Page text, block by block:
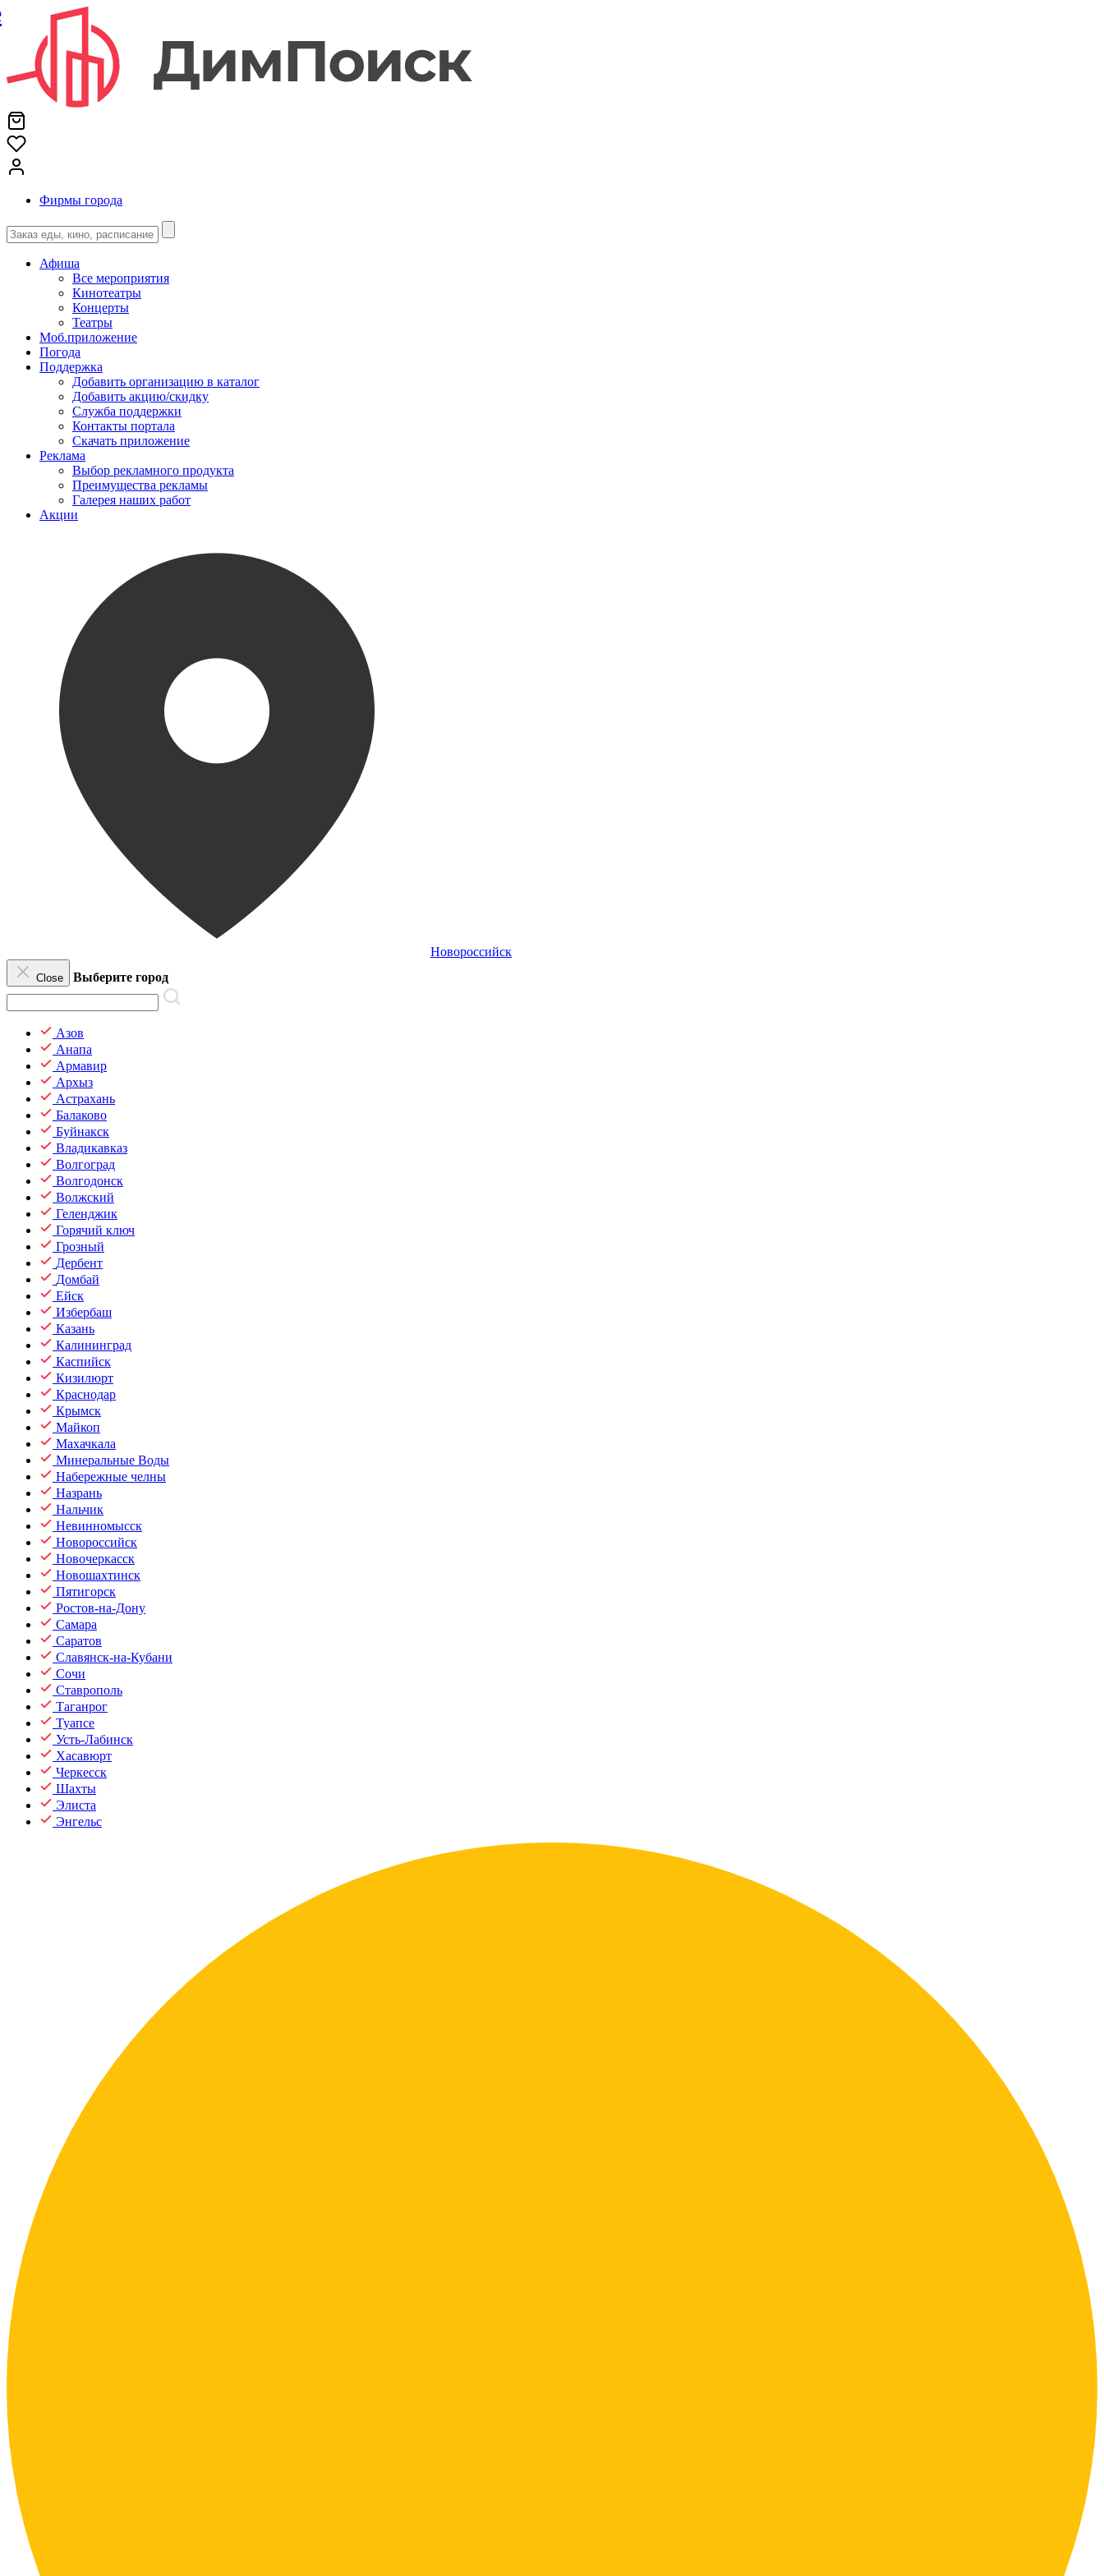
Фирмы города
Афиша
Все мероприятия
Кинотеатры
Концерты
Театры
Моб.приложение
Погода
Поддержка
Добавить организацию в каталог
Добавить акцию/скидку
Служба поддержки
Контакты портала
Скачать приложение
Реклама
Выбор рекламного продукта
Преимущества рекламы
Галерея наших работ
Акции
Новороссийск
Close Выберите город
Азов
Анапа
Армавир
Архыз
Астрахань
Балаково
Буйнакск
Владикавказ
Волгоград
Волгодонск
Волжский
Геленджик
Горячий ключ
Грозный
Дербент
Домбай
Ейск
Избербаш
Казань
Калининград
Каспийск
Кизилюрт
Краснодар
Крымск
Майкоп
Махачкала
Минеральные Воды
Набережные челны
Назрань
Нальчик
Невинномысск
Новороссийск
Новочеркасск
Новошахтинск
Пятигорск
Ростов-на-Дону
Самара
Саратов
Славянск-на-Кубани
Сочи
Ставрополь
Таганрог
Туапсе
Усть-Лабинск
Хасавюрт
Черкесск
Шахты
Элиста
Энгельс